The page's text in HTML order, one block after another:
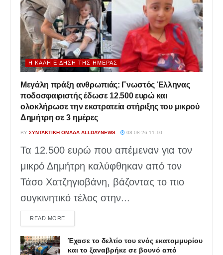
Η ΚΑΛΉ ΕΊΔΗΣΗ ΤΗΣ ΗΜΈΡΑΣ
Μεγάλη πράξη ανθρωπιάς: Γνωστός Έλληνας
ποδοσφαιριστής έδωσε 12.500 ευρώ και
ολοκλήρωσε την εκστρατεία στήριξης του μικρού
Δημήτρη σε 3 ημέρες
BY ΣΥΝΤΑΚΤΙΚΉ ΟΜΆΔΑ ALLDAYNEWS 08-08-26 11:10
Τα 12.500 ευρώ που απέμεναν για τον
μικρό Δημήτρη καλύφθηκαν από τον
Τάσο Χατζηγιοβάνη, βάζοντας το πιο
συγκινητικό τέλος στην...
READ MOREDETAILS
Έχασε το δελτίο του ενός εκατομμυρίου
και το ξαναβρήκε σε βουνό από